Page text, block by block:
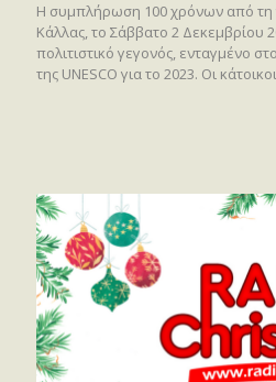
Η συμπλήρωση 100 χρόνων από τη
Κάλλας, το Σάββατο 2 Δεκεμβρίου
πολιτιστικό γεγονός, ενταγμένο
της UNESCO για το 2023. Οι κάτοικοι